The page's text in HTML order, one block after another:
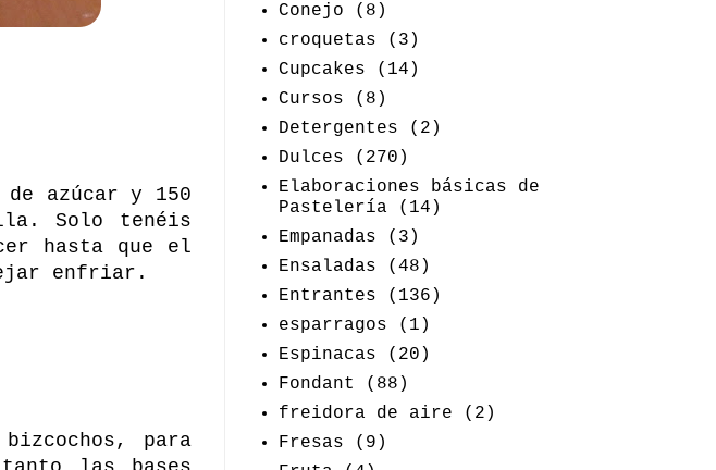
azúcar y 150
Solo tenéis
hasta que el
enfriar.
para
Conejo
(8)
croquetas
(3)
Cupcakes
(14)
Cursos
(8)
Detergentes
(2)
Dulces
(270)
Elaboraciones básicas de
Pastelería
(14)
Empanadas
(3)
Ensaladas
(48)
Entrantes
(136)
esparragos
(1)
Espinacas
(20)
Fondant
(88)
freidora de aire
(2)
Fresas
(9)